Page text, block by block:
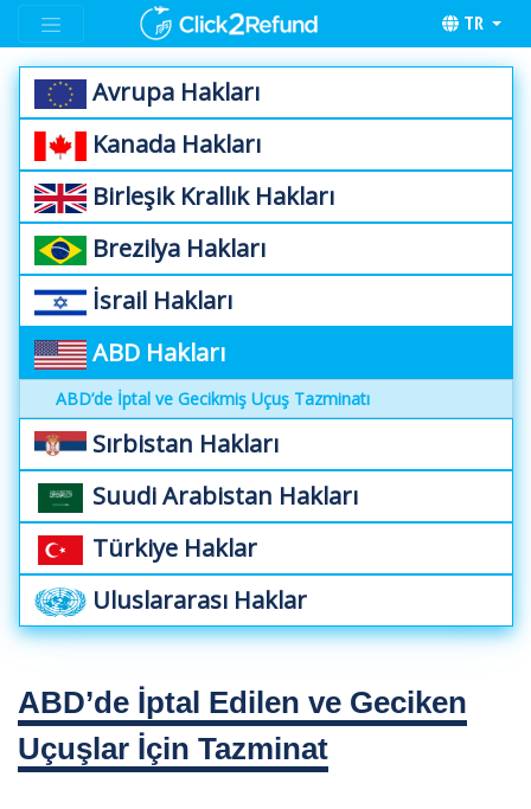
TR
Avrupa Hakları
Kanada Hakları
Birleşik Krallık Hakları
Brezilya Hakları
İsrail Hakları
ABD Hakları
ABD’de İptal ve Gecikmiş Uçuş Tazminatı
Sırbistan Hakları
Suudi Arabistan Hakları
Türkiye Haklar
Uluslararası Haklar
ABD’de İptal Edilen ve Geciken
Uçuşlar İçin Tazminat